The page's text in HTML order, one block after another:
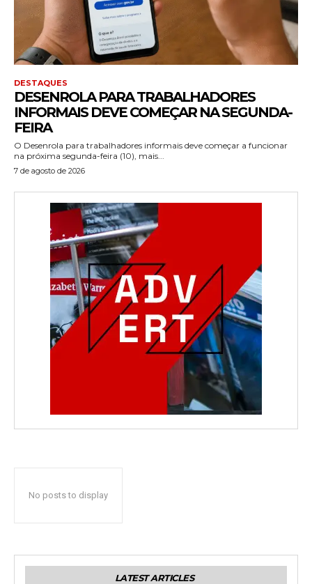
DESTAQUES
DESENROLA PARA TRABALHADORES
INFORMAIS DEVE COMEÇAR NA SEGUNDA-
FEIRA
O Desenrola para trabalhadores informais deve começar a funcionar
na próxima segunda-feira (10), mais...
7 de agosto de 2026
No posts to display
LATEST ARTICLES